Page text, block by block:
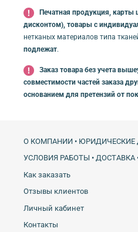
Печатная продукция, карты
дисконтом), товары с
нетканых материалов типа
подлежат.
Заказ товара без учета
совместимости частей заказа
основанием для претензий от
О КОМПАНИИ •
УСЛОВИЯ РАБОТЫ • ДОСТАВКА
Как заказать
Отзывы клиентов
Личный кабинет
Контакты